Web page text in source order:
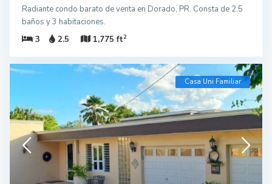
Radiante condo barato de venta en Dorado, PR. Consta de 2.5
baños y 3 habitaciones.
3
2.5 1,775 ft2
Casa Uni Familiar